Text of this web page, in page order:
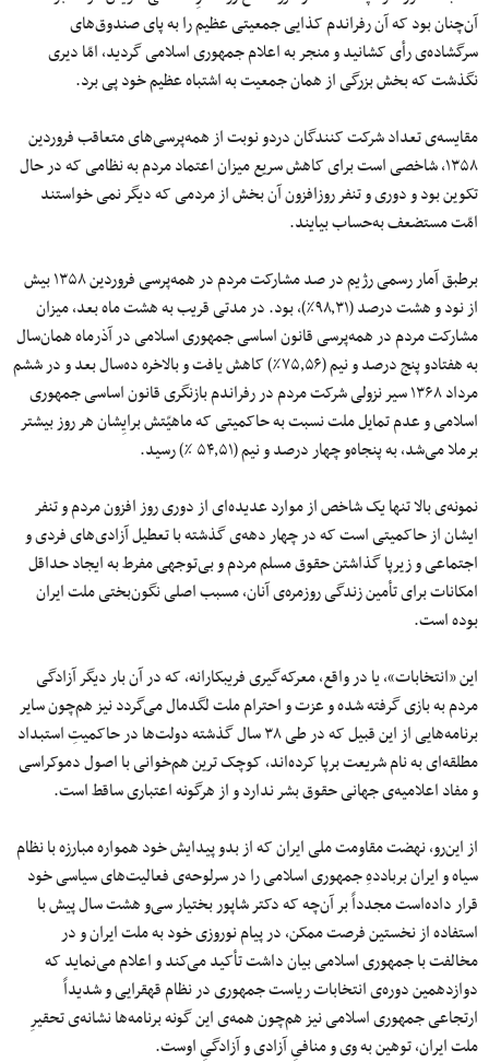
آن‌چنان بود که آن رفراندم کذایی جمعیتی عظیم را به پای صندوق‌های
سرگشاده‌ی رأی کشانید و منجر به اعلام جمهوری اسلامی گردید، امّا دیری
نگذشت که بخش بزرگی از همان جمعیت به اشتباه عظیم خود پی برد.
مقایسه‌ی تعداد شرکت کنندگان دردو نوبت از همه‌پرسی‌های متعاقب فروردین
۱۳۵۸، شاخصی است برای کاهش سریع میزان اعتماد مردم به نظامی که در حال
تکوین بود و دوری و تنفر روز‌افزون آن بخش از مردمی که دیگر نمی خواستند
امّت مستضعف به‌حساب بیایند.
برطبق آمار رسمی رژیم در صد مشارکت مردم در همه‌پرسی فروردین ۱۳۵۸ بیش
از نود و هشت درصد (۹۸٫۳۱٪)، بود. در مدتی قریب به هشت ماه بعد، میزان
مشارکت مردم در همه‌پرسی قانون اساسی جمهوری اسلامی در آذرماه همان‌سال
به هفتادو پنج درصد و نیم (۷۵٫۵۶٪) کاهش یافت و بالاخره ده‌سال بعد و در ششم
مرداد ۱۳۶۸ سیر نزولی شرکت مردم در رفراندم بازنگری قانون اساسی جمهوری
اسلامی و عدم تمایل ملت نسبت به حاکمیتی که ماهیّتش برایِشان هر روز بیشتر
برملا می‌شد، به پنجاه‌و چهار درصد و نیم (۵۴٫۵۱ ٪) رسید.
نمونه‌ی بالا تنها یک شاخص از موارد عدیده‌ای از دوری روز افزون مردم و تنفر
ایشان از حاکمیتی است که در چهار دهه‌ی گذشته با تعطیل آزادی‌های فردی و
اجتماعی و زیرپا گذاشتن حقوق مسلم مردم ‌‌‌‌‌‌‌‌‌‌‌‌‌و بی‌توجهی مفرط به ایجاد حداقل
امکانات برای تأمین زندگی روزمره‌‌‌‌ی آنان، مسبب اصلی نگون‌بختی ملت ایران
بوده است.
این «انتخابات»، یا در واقع، معرکه‌گیری فریبکارانه، که در آن بار دیگر آزادگی
مردم به بازی گرفته شده و عزت و احترام ملت لگدمال می‌گردد نیز هم‌چون سایر
برنامه‌هایی از این قبیل که در طی ۳۸ سال گذشته دولت‌ها در حاکمیتِ استبداد
مطلقه‌ا‌ی به نام شریعت برپا کرده‌اند، کوچک ترین هم‌خوانی با اصول دموکراسی
و مفاد اعلامیه‌ی جهانی حقوق بشر ندارد و از هرگونه اعتباری ساقط است.
از این‌رو، نهضت مقاومت ملی ایران که از بدو پیدایش خود همواره مبارزه با نظام
سیاه و ایران برباددهِ جمهوری اسلامی را در سرلوحه‌ی فعالیت‌های سیاسی خود
قرار داده‌است مجدداً بر آن‌چه که دکتر شاپور بختیار سی‌و هشت سال پیش با
استفاده از نخستین فرصت ممکن، در پیام نوروزی خود به ملت ایران و در
مخالفت با جمهوری اسلامی بیان داشت تأکید می‌کند و اعلام می‌نماید که
دوازدهمین دوره‌ی انتخابات ریاست جمهوری در نظام قهقرایی و شدیداً
ارتجاعی جمهوری اسلامی نیز هم‌چون همه‌ی این‌ گونه برنامه‌ها نشانه‌‌ی تحقیرِ
ملت ایران، توهین به وی و منافیِ آزادی و آزادگیِ اوست.